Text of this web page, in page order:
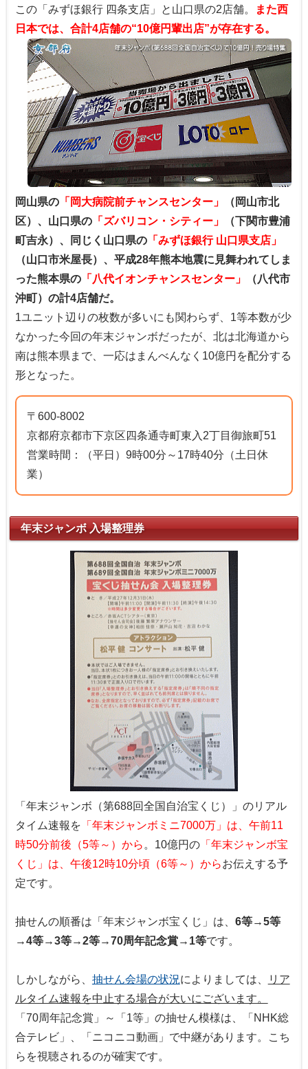
この「みずほ銀行 四条支店」と山口県の2店舗。
また西
日本では、合計4店舗の“10億円輩出店”が存在する。
岡山県の「岡大病院前チャンスセンター」
（岡山市北
区）、山口県の「ズバリコン・シティー」
（下関市豊浦
町吉永）、同じく山口県の「みずほ銀行 山口県支店」
（山口市米屋長）、平成28年熊本地震に見舞われてしま
った熊本県の「八代イオンチャンスセンター」
（八代市
沖町）の計4店舗だ。
1ユニット辺りの枚数が多いにも関わらず、1等本数が少
なかった今回の年末ジャンボだったが、北は北海道から
南は熊本県まで、一応はまんべんなく10億円を配分する
形となった。
〒600-8002
京都府京都市下京区四条通寺町東入2丁目御旅町51
営業時間：（平日）9時00分～17時40分（土日休
業）
年末ジャンボ 入場整理券
「年末ジャンボ（第688回全国自治宝くじ）」のリアル
タイム速報を 「年末ジャンボミニ7000万」は、午前11
時50分前後（5等～）から 。10億円の「年末ジャンボ宝
くじ」は、午後12時10分頃（6等～）からお伝えする予
定です。
抽せんの順番は「年末ジャンボ宝くじ」は、 6等→5等
→4等→3等→2等→70周年記念賞→1等です。
しかしながら、 抽せん会場の状況によりましては、
リア
ルタイム速報を中止する場合が大いにございます。
「70周年記念賞」～「1等」の抽せん模様は、「NHK総
合テレビ」、「ニコニコ動画」で中継があります。こち
らを視聴されるのが確実です。